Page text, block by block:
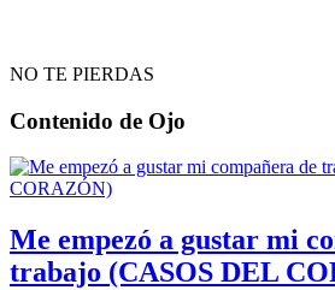
NO TE PIERDAS
Contenido de Ojo
Me empezó a gustar mi
trabajo (CASOS DEL